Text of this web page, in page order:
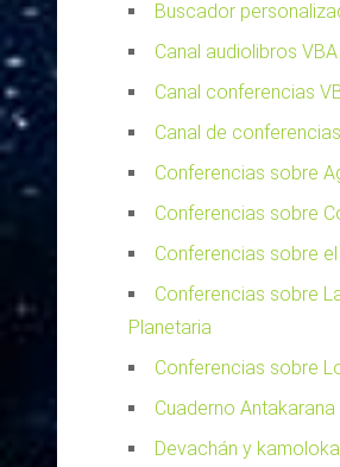
Buscador
Canal audiolibros VBA
Canal conferencias
Canal de conferencias
Conferencias sobre
Conferencias sobre
Conferencias sobre
Conferencias sobre
Planetaria
Conferencias sobre
Cuaderno Antakarana
Devachán y kamoloka